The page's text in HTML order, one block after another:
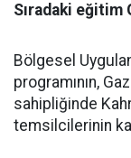
Sıradaki eğitim
Bölgesel
programının,
sahipliğinde
temsilcilerinin